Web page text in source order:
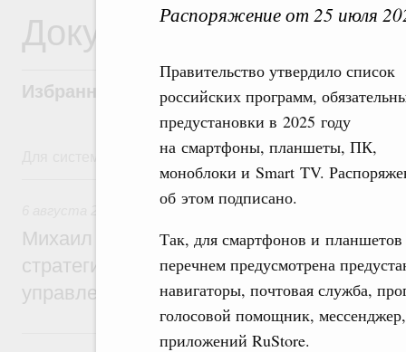
Распоряжение от 25 июля
Правительство утвердило список
российских программ,
предустановки в 2025 году
на смартфоны, планшеты, ПК,
моноблоки и Smart TV.
об этом подписано.
Так, для смартфонов и планшетов
перечнем предусмотрена
навигаторы, почтовая служба,
голосовой помощник,
приложений RuStore.
Документы
Избранные документы со справками к
Для системного поиска перейдите в раздел "Поиск по
6 августа, четверг
Технологическое развитие. Инновации
Михаил Мишустин дал поручения по
стратегической сессии о
управления научно-технологическим
5 августа, среда